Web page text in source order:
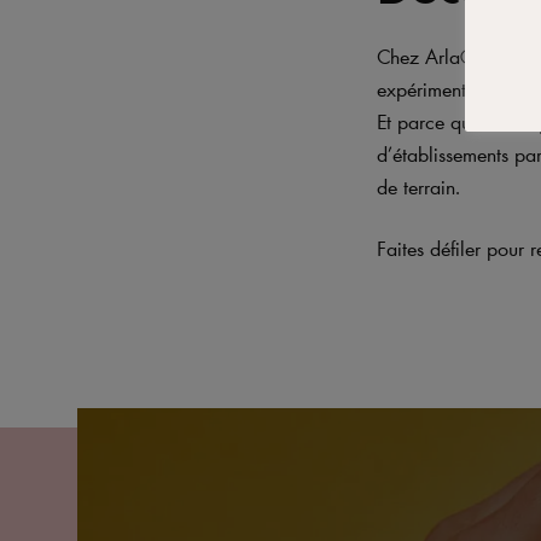
Chez Arla® Pro,
expérimentés.
Et parce qu’un bon
d’établissements
de terrain.
Faites défiler pour